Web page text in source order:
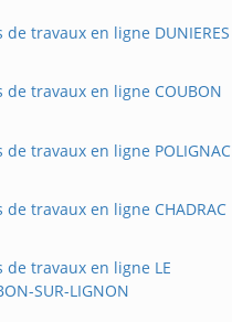
de travaux en ligne DUNIERES
de travaux en ligne COUBON
de travaux en ligne POLIGNAC
de travaux en ligne CHADRAC
de travaux en ligne LE
SUR-LIGNON